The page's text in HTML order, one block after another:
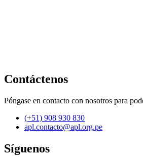
Contáctenos
Póngase en contacto con nosotros para
(+51) 908 930 830
apl.contacto@apl.org.pe
Síguenos